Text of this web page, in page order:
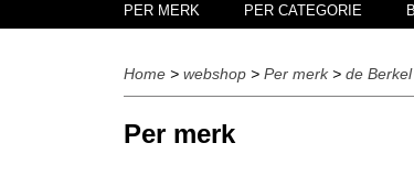
PER MERK PER CATEGORIE
Home > webshop > Per merk> de
Per merk